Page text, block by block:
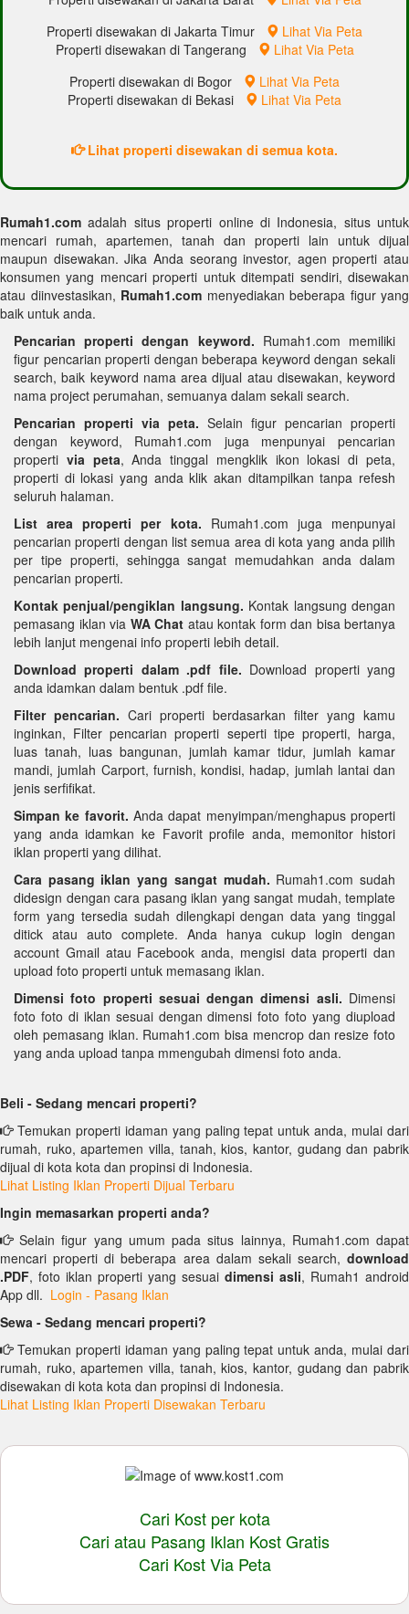
Properti disewakan di Jakarta Timur
Lihat Via Peta
Properti disewakan di Tangerang
Lihat Via Peta
Properti disewakan di Bogor
Lihat Via Peta
Properti disewakan di Bekasi
Lihat Via Peta
Lihat properti disewakan di semua kota.
Rumah1.com adalah situs properti online di Indonesia, situs untuk
mencari rumah, apartemen, tanah dan properti lain untuk dijual
maupun disewakan. Jika Anda seorang investor, agen properti atau
konsumen yang mencari properti untuk ditempati sendiri, disewakan
atau diinvestasikan, Rumah1.com menyediakan beberapa figur yang
baik untuk anda.
Pencarian properti dengan keyword. Rumah1.com memiliki
figur pencarian properti dengan beberapa keyword dengan sekali
search, baik keyword nama area dijual atau disewakan, keyword
nama project perumahan, semuanya dalam sekali search.
Pencarian properti via peta. Selain figur pencarian properti
dengan keyword, Rumah1.com juga menpunyai pencarian
properti via peta, Anda tinggal mengklik ikon lokasi di peta,
properti di lokasi yang anda klik akan ditampilkan tanpa refesh
seluruh halaman.
List area properti per kota. Rumah1.com juga menpunyai
pencarian properti dengan list semua area di kota yang anda pilih
per tipe properti, sehingga sangat memudahkan anda dalam
pencarian properti.
Kontak penjual/pengiklan langsung. Kontak langsung dengan
pemasang iklan via WA Chat atau kontak form dan bisa bertanya
lebih lanjut mengenai info properti lebih detail.
Download properti dalam .pdf file. Download properti yang
anda idamkan dalam bentuk .pdf file.
Filter pencarian. Cari properti berdasarkan filter yang kamu
inginkan, Filter pencarian properti seperti tipe properti, harga,
luas tanah, luas bangunan, jumlah kamar tidur, jumlah kamar
mandi, jumlah Carport, furnish, kondisi, hadap, jumlah lantai dan
jenis serfifikat.
Simpan ke favorit. Anda dapat menyimpan/menghapus properti
yang anda idamkan ke Favorit profile anda, memonitor histori
iklan properti yang dilihat.
Cara pasang iklan yang sangat mudah. Rumah1.com sudah
didesign dengan cara pasang iklan yang sangat mudah, template
form yang tersedia sudah dilengkapi dengan data yang tinggal
ditick atau auto complete. Anda hanya cukup login dengan
account Gmail atau Facebook anda, mengisi data properti dan
upload foto properti untuk memasang iklan.
Dimensi foto properti sesuai dengan dimensi asli. Dimensi
foto foto di iklan sesuai dengan dimensi foto foto yang diupload
oleh pemasang iklan. Rumah1.com bisa mencrop dan resize foto
yang anda upload tanpa mmengubah dimensi foto anda.
Beli - Sedang mencari properti?
Temukan properti idaman yang paling tepat untuk anda, mulai dari
rumah, ruko, apartemen villa, tanah, kios, kantor, gudang dan pabrik
dijual di kota kota dan propinsi di Indonesia.
Lihat Listing Iklan Properti Dijual Terbaru
Ingin memasarkan properti anda?
Selain figur yang umum pada situs lainnya, Rumah1.com dapat
mencari properti di beberapa area dalam sekali search, download
.PDF, foto iklan properti yang sesuai dimensi asli, Rumah1 android
App dll. Login - Pasang Iklan
Sewa - Sedang mencari properti?
Temukan properti idaman yang paling tepat untuk anda, mulai dari
rumah, ruko, apartemen villa, tanah, kios, kantor, gudang dan pabrik
disewakan di kota kota dan propinsi di Indonesia.
Lihat Listing Iklan Properti Disewakan Terbaru
Cari Kost per kota
Cari atau Pasang Iklan Kost Gratis
Cari Kost Via Peta